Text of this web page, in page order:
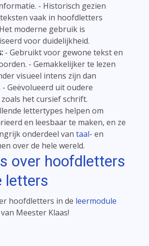
- Historisch gezien
vaak in hoofdletters
moderne gebruik is
voor duidelijkheid.
- Gebruikt voor gewone tekst en
- Gemakkelijker te lezen
visueel intens zijn dan
Geëvolueerd uit oudere
het cursief schrift.
lettertypes helpen om
en leesbaar te maken, en ze
onderdeel van taal- en
over de hele wereld.
over hoofdletters
letters
hoofdletters in de leermodule
van Meester Klaas!